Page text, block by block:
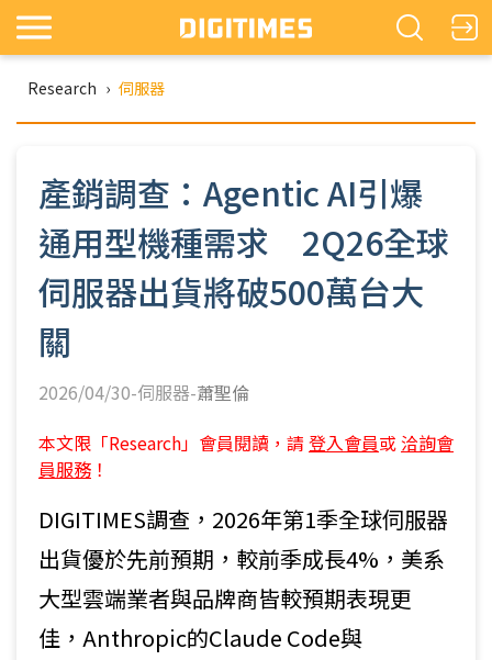
Research › 伺服器
產銷調查：Agentic AI引爆
通用型機種需求 2Q26全球
伺服器出貨將破500萬台大
關
2026/04/30-伺服器-蕭聖倫
本文限「Research」會員閱讀，請 登入會員或 洽詢會
員服務 ！
DIGITIMES調查，2026年第1季全球伺服器
出貨優於先前預期，較前季成長4%，美系
大型雲端業者與品牌商皆較預期表現更
佳，Anthropic的Claude Code與